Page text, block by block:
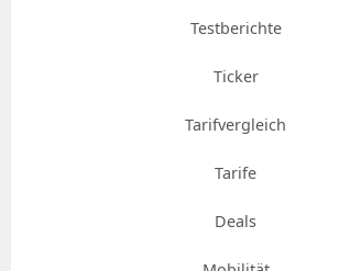
Testberichte
Ticker
Tarifvergleich
Tarife
Deals